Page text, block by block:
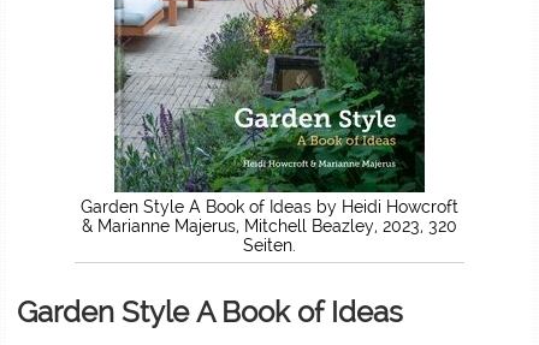
Garden Style A Book of Ideas by Heidi Howcroft
& Marianne Majerus, Mitchell Beazley, 2023, 320
Seiten.
Garden Style A Book of Ideas